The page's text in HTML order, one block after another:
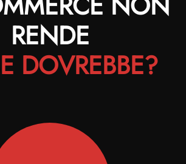
RENDE
DOVREBBE?